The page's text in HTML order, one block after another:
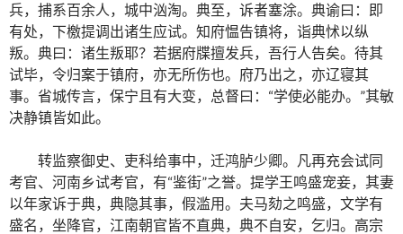
兵，捕系百余人，城中汹淘。典至，诉者塞涂。典谕曰：即
有处，下檄提调出诸生应试。知府愠告镇将，诣典怵以纵
叛。典曰：诸生叛耶？若据府牒擅发兵，吾行人告矣。待其
试毕，令归案于镇府，亦无所伤也。府乃出之，亦辽寝其
事。省城传言，保宁且有大变，总督曰：“学使必能办。”其敏
决静镇皆如此。
转监察御史、吏科给事中，迁鸿胪少卿。凡再充会试同
考官、河南乡试考官，有“鉴街”之誉。提学王鸣盛宠妾，其妻
以年家诉于典，典隐其事，假滥用。夫马劾之鸣盛，文学有
盛名，坐降官，江南朝官皆不直典，典不自安，乞归。高宗